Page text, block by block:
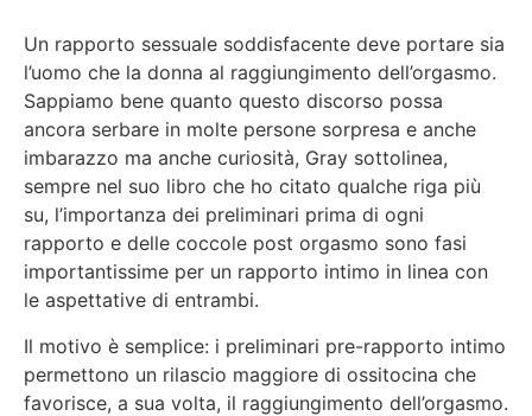
Un rapporto sessuale soddisfacente deve portare sia
l’uomo che la donna al raggiungimento dell’orgasmo.
Sappiamo bene quanto questo discorso possa
ancora serbare in molte persone sorpresa e anche
imbarazzo ma anche curiosità, Gray sottolinea,
sempre nel suo libro che ho citato qualche riga più
su, l’importanza dei preliminari prima di ogni
rapporto e delle coccole post orgasmo sono fasi
importantissime per un rapporto intimo in linea con
le aspettative di entrambi.
Il motivo è semplice: i preliminari pre-rapporto intimo
permettono un rilascio maggiore di ossitocina che
favorisce, a sua volta, il raggiungimento dell’orgasmo.